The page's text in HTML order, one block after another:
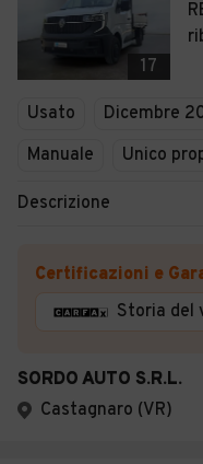
17
Usato Dicembre
Manuale
Unico
Descrizione
Certificazioni e
Storia del
SORDO AUTO S.R.L.
Castagnaro (VR)